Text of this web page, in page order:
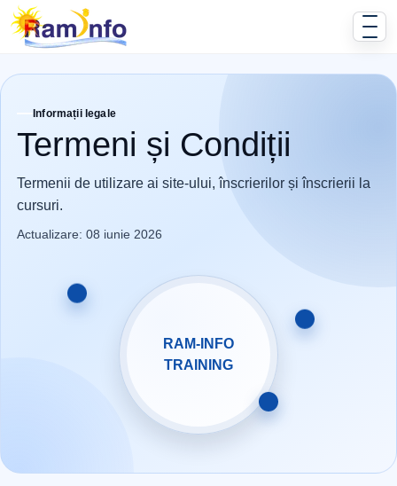
Informații legale
Termeni și Condiții
Termenii de utilizare ai site-ului, înscrierilor și înscrierii la
cursuri.
Actualizare: 08 iunie 2026
RAM-INFO
TRAINING